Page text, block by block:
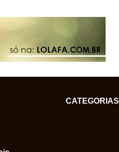
CATEGORIAS